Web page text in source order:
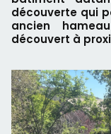
découverte qui
ancien
découvert à